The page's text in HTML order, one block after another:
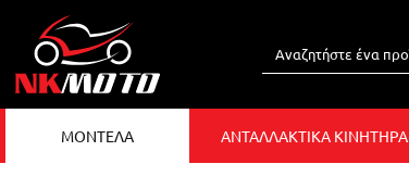
ΜΟΝΤΕΛΑ ΑΝΤΑΛΛΑΚΤΙΚΑ ΚΙΝΗΤΗΡΑ